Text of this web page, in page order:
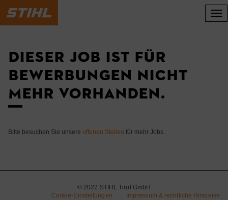
DIESER JOB IST FÜR
BEWERBUNGEN NICHT
MEHR VORHANDEN.
Bitte besuchen Sie unsere offenen Stellen für mehr Jobs.
© 2022 STIHL Tirol GmbH
Cookie-Einstellungen
Impressum & rechtliche Hinweise